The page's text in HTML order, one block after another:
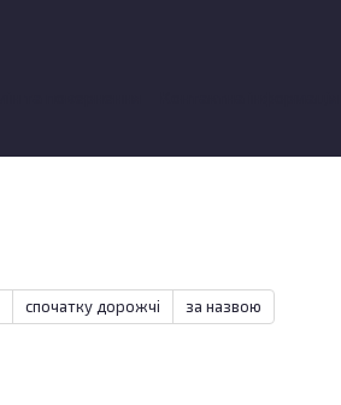
спочатку дорожчі за назвою